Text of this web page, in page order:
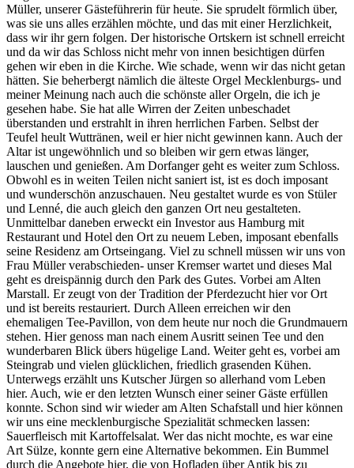
Müller, unserer Gästeführerin für heute. Sie sprudelt förmlich über,
was sie uns alles erzählen möchte, und das mit einer Herzlichkeit,
dass wir ihr gern folgen. Der historische Ortskern ist schnell erreicht
und da wir das Schloss nicht mehr von innen besichtigen dürfen
gehen wir eben in die Kirche. Wie schade, wenn wir das nicht getan
hätten. Sie beherbergt nämlich die älteste Orgel Mecklenburgs- und
meiner Meinung nach auch die schönste aller Orgeln, die ich je
gesehen habe. Sie hat alle Wirren der Zeiten unbeschadet
überstanden und erstrahlt in ihren herrlichen Farben. Selbst der
Teufel heult Wuttränen, weil er hier nicht gewinnen kann. Auch der
Altar ist ungewöhnlich und so bleiben wir gern etwas länger,
lauschen und genießen. Am Dorfanger geht es weiter zum Schloss.
Obwohl es in weiten Teilen nicht saniert ist, ist es doch imposant
und wunderschön anzuschauen. Neu gestaltet wurde es von Stüler
und Lenné, die auch gleich den ganzen Ort neu gestalteten.
Unmittelbar daneben erweckt ein Investor aus Hamburg mit
Restaurant und Hotel den Ort zu neuem Leben, imposant ebenfalls
seine Residenz am Ortseingang. Viel zu schnell müssen wir uns von
Frau Müller verabschieden- unser Kremser wartet und dieses Mal
geht es dreispännig durch den Park des Gutes. Vorbei am Alten
Marstall. Er zeugt von der Tradition der Pferdezucht hier vor Ort
und ist bereits restauriert. Durch Alleen erreichen wir den
ehemaligen Tee-Pavillon, von dem heute nur noch die Grundmauern
stehen. Hier genoss man nach einem Ausritt seinen Tee und den
wunderbaren Blick übers hügelige Land. Weiter geht es, vorbei am
Steingrab und vielen glücklichen, friedlich grasenden Kühen.
Unterwegs erzählt uns Kutscher Jürgen so allerhand vom Leben
hier. Auch, wie er den letzten Wunsch einer seiner Gäste erfüllen
konnte. Schon sind wir wieder am Alten Schafstall und hier können
wir uns eine mecklenburgische Spezialität schmecken lassen:
Sauerfleisch mit Kartoffelsalat. Wer das nicht mochte, es war eine
Art Sülze, konnte gern eine Alternative bekommen. Ein Bummel
durch die Angebote hier, die von Hofladen über Antik bis zu